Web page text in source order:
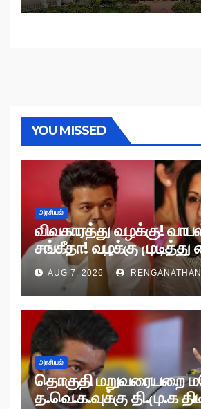
YOU MISSED
அரசியல்
விவகாரத்து வழக்கு!
சங்கீதா! வழக்கு முடித்து
AUG 7, 2026
அரசியல்
தொகுதி மறுவரையறை
த.வெ.க.வுக்கு தி.மு.க